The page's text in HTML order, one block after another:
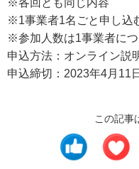
※各回とも同じ内容
※1事業者1名ごと申し込
※参加人数は1事業者に
申込方法：オンライン説
申込締切：2023年4月11
この記事